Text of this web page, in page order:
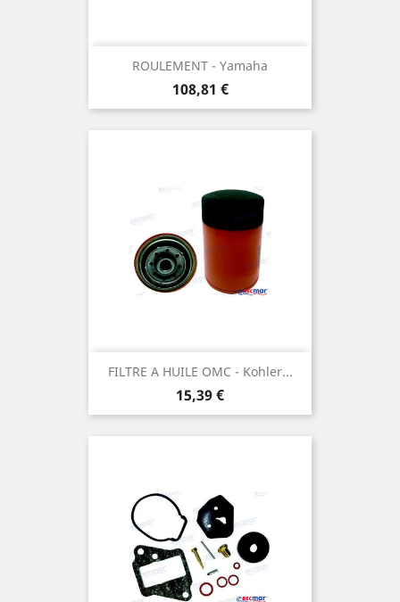
ROULEMENT - Yamaha
Prix
108,81 €
FILTRE A HUILE OMC - Kohler...
Prix
15,39 €